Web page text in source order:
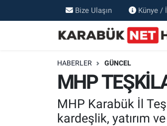
Bize Ulaşın Künye /
HABERLER GÜNCEL
MHP
MHP Karabük İl
kardeşlik, yatırım